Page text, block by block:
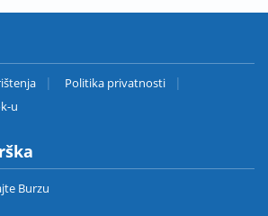
Politika privatnosti
u
Burzu